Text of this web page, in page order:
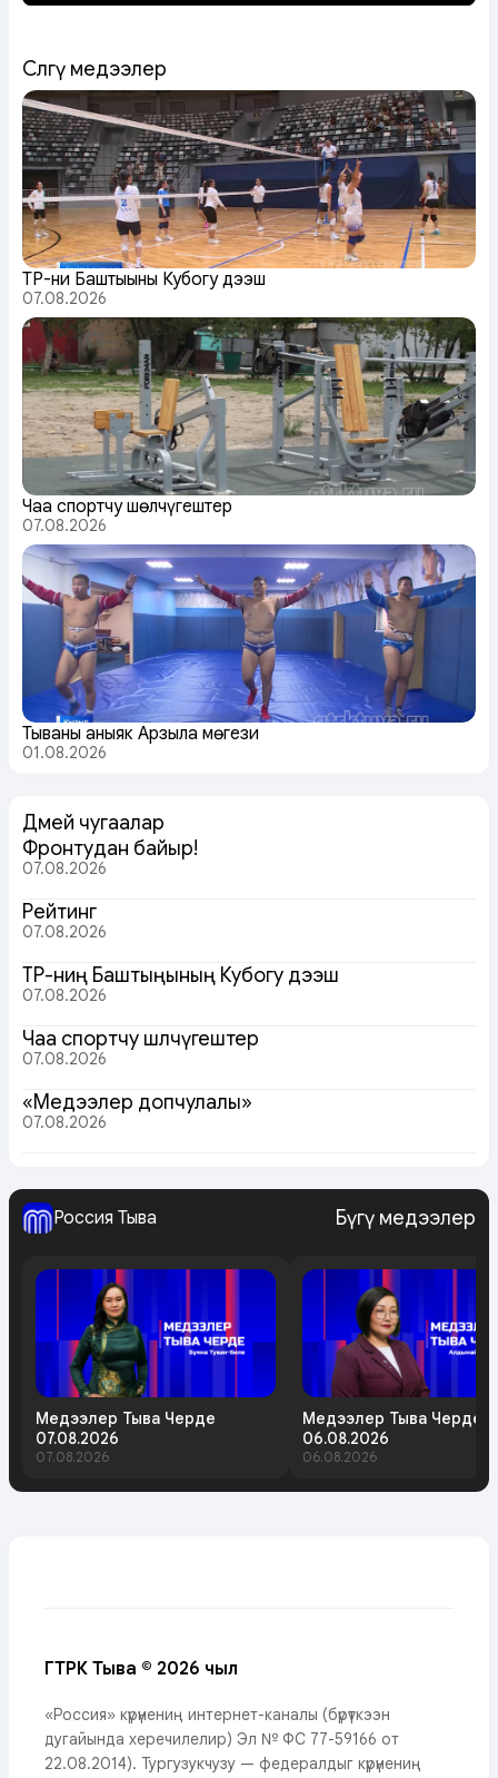
Сөөлгү медээлер
ТР-ниң Баштыңының Кубогу дээш
07.08.2026
Чаа спортчу шөлчүгештер
07.08.2026
Тываның аныяк Арзылаң мөгези
01.08.2026
Дөмей чугаалар
Фронтудан байыр!
07.08.2026
Рейтинг
07.08.2026
ТР-ниң Баштыңының Кубогу дээш
07.08.2026
Чаа спортчу шөлчүгештер
07.08.2026
«Медээлер допчулалы»
07.08.2026
Россия Тыва Бүгү медээлер
Медээлер Тыва Черде
07.08.2026
07.08.2026
Медээлер Тыва Черде
06.08.2026
06.08.2026
ГТРК Тыва © 2026 чыл
«Россия» күрүнениң интернет-каналы (бүрүткээн
дугайында херечилелир) Эл № ФС 77-59166 от
22.08.2014). Тургузукчузу — федералдыг күрүнениң